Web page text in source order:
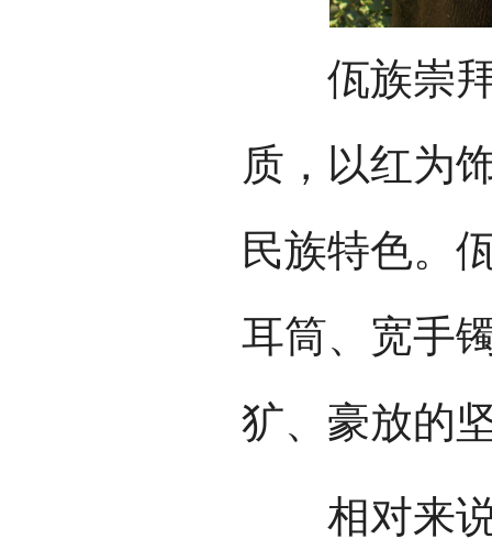
佤族崇拜
质，以红为
民族特色。
耳筒、宽手
犷、豪放的
相对来说